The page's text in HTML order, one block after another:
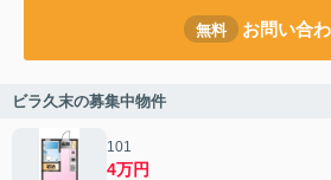
無料 お問い合
ビラ久末の募集中物件
101
4万円